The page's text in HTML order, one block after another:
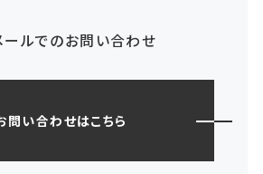
ールでのお問い合わせ
問い合わせはこちら